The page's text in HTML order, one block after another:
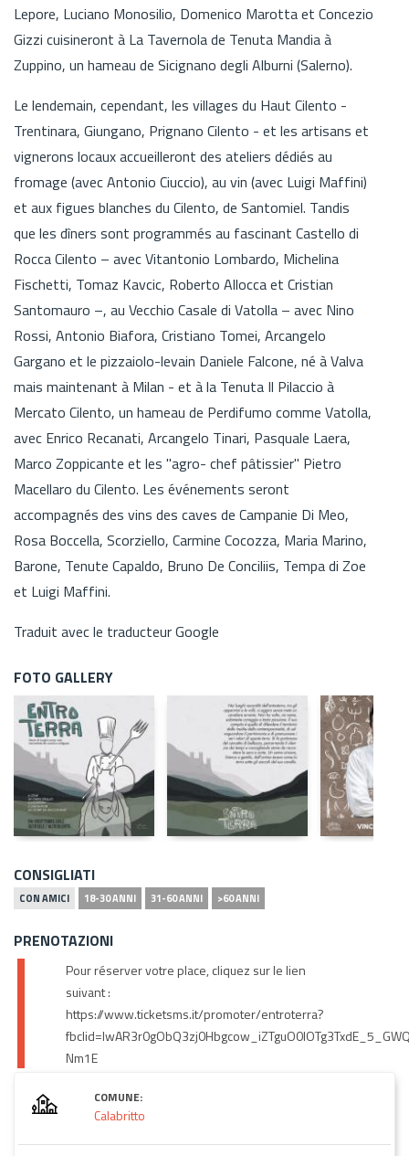
Lepore, Luciano Monosilio, Domenico Marotta et Concezio
Gizzi cuisineront à La Tavernola de Tenuta Mandia à
Zuppino, un hameau de Sicignano degli Alburni (Salerno).
Le lendemain, cependant, les villages du Haut Cilento -
Trentinara, Giungano, Prignano Cilento - et les artisans et
vignerons locaux accueilleront des ateliers dédiés au
fromage (avec Antonio Ciuccio), au vin (avec Luigi Maffini)
et aux figues blanches du Cilento, de Santomiel. Tandis
que les dîners sont programmés au fascinant Castello di
Rocca Cilento – avec Vitantonio Lombardo, Michelina
Fischetti, Tomaz Kavcic, Roberto Allocca et Cristian
Santomauro –, au Vecchio Casale di Vatolla – avec Nino
Rossi, Antonio Biafora, Cristiano Tomei, Arcangelo
Gargano et le pizzaiolo-levain Daniele Falcone, né à Valva
mais maintenant à Milan - et à la Tenuta Il Pilaccio à
Mercato Cilento, un hameau de Perdifumo comme Vatolla,
avec Enrico Recanati, Arcangelo Tinari, Pasquale Laera,
Marco Zoppicante et les "agro- chef pâtissier" Pietro
Macellaro du Cilento. Les événements seront
accompagnés des vins des caves de Campanie Di Meo,
Rosa Boccella, Scorziello, Carmine Cocozza, Maria Marino,
Barone, Tenute Capaldo, Bruno De Conciliis, Tempa di Zoe
et Luigi Maffini.
Traduit avec le traducteur Google
FOTO GALLERY
CONSIGLIATI
CON AMICI 18-30 ANNI 31-60 ANNI >60 ANNI
PRENOTAZIONI
Pour réserver votre place, cliquez sur le lien
suivant :
https://www.ticketsms.it/promoter/entroterra?
Nm1E
COMUNE:
Calabritto